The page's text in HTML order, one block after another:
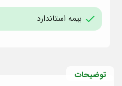
بیمه استاندارد
توضیحات